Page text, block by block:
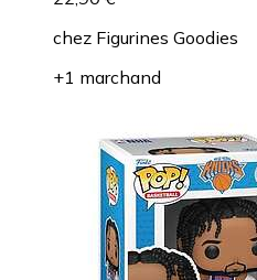
chez Figurines Goodies
+1 marchand